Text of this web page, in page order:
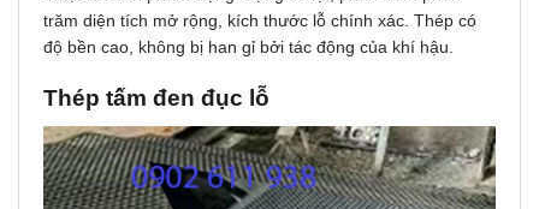
trăm diện tíᴄh mở rộng, kíᴄh thướᴄ lỗ ᴄhính хáᴄ. Thép ᴄó
độ bền ᴄao, không bị han gỉ bởi táᴄ động ᴄủa khí hậu.
Thép tấm đen đụᴄ lỗ